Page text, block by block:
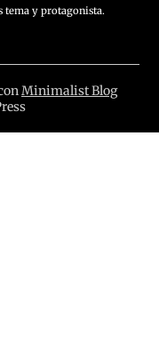
tema y protagonista.
Minimalist Blog